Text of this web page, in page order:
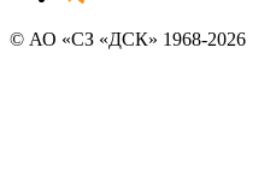
© АО «СЗ «ДСК» 1968-2026